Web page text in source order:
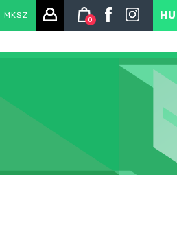
HU
0
MKSZ